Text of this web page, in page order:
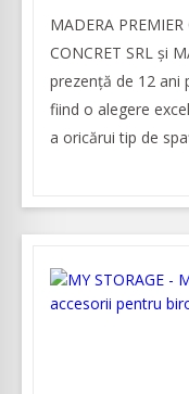
MADERA
CONCRET SRL și
prezență de 12 ani
fiind o alegere
a oricărui tip de